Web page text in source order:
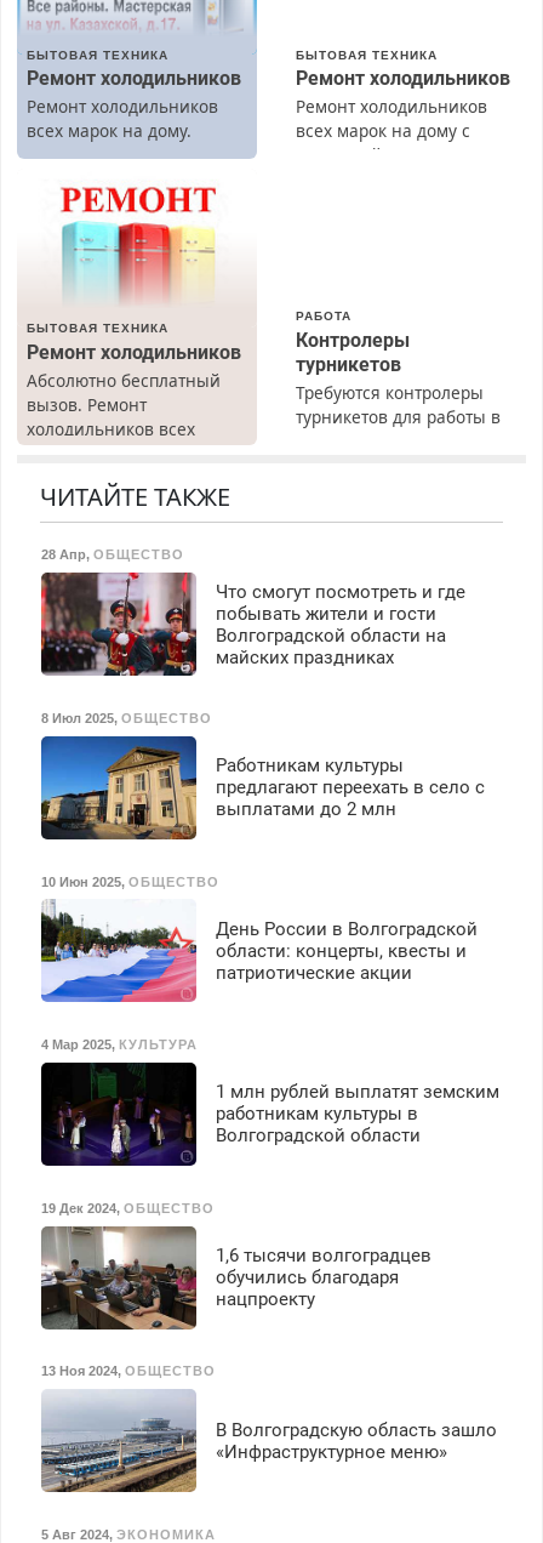
БЫТОВАЯ ТЕХНИКА
Ремонт холодильников
Ремонт холодильников
всех марок на дому.
БЫТОВАЯ ТЕХНИКА
Ремонт холодильников
Ремонт холодильников
всех марок на дому с
гарантией. Замена
БЫТОВАЯ ТЕХНИКА
Ремонт холодильников
Абсолютно бесплатный
вызов. Ремонт
холодильников всех
марок на дому, с
Срочно. Без выходных.
Пенсионерам – скидки до
40%. Мастер со стажем.
РАБОТА
Контролеры
турникетов
Требуются контролеры
турникетов для работы в
вычета налогов.
Ежемесячно
выплачивается денежная
премия. Возможно
безопасности с з/п до
125000 руб.
ЧИТАЙТЕ ТАКЖЕ
28 Апр, ОБЩЕСТВО
Что смогут посмотреть и где
побывать жители и гости
Волгоградской области на
майских праздниках
8 Июл 2025, ОБЩЕСТВО
Работникам культуры
предлагают переехать в село с
выплатами до 2 млн
10 Июн 2025, ОБЩЕСТВО
День России в Волгоградской
области: концерты, квесты и
патриотические акции
4 Мар 2025, КУЛЬТУРА
1 млн рублей выплатят земским
работникам культуры в
Волгоградской области
19 Дек 2024, ОБЩЕСТВО
1,6 тысячи волгоградцев
обучились благодаря
нацпроекту
13 Ноя 2024, ОБЩЕСТВО
В Волгоградскую область зашло
«Инфраструктурное меню»
5 Авг 2024, ЭКОНОМИКА